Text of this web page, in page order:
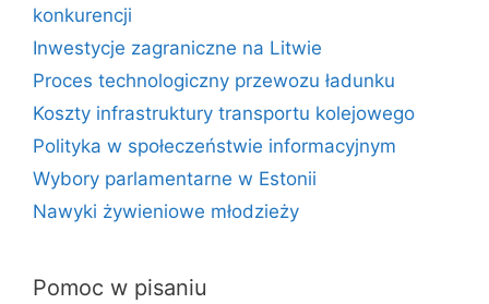
konkurencji
Inwestycje zagraniczne na Litwie
Proces technologiczny przewozu ładunku
Koszty infrastruktury transportu kolejowego
Polityka w społeczeństwie informacyjnym
Wybory parlamentarne w Estonii
Nawyki żywieniowe młodzieży
Pomoc w pisaniu